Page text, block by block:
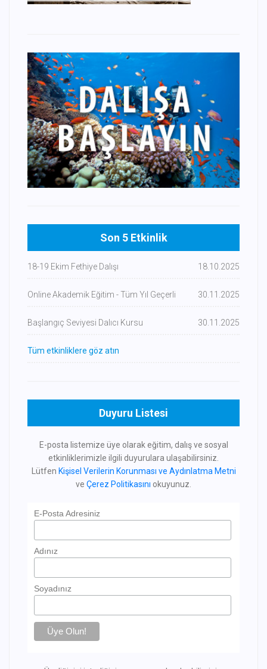
Son 5 Etkinlik
18-19 Ekim Fethiye Dalışı 18.10.2025
Online Akademik Eğitim - Tüm Yıl Geçerli 30.11.2025
Başlangıç Seviyesi Dalıcı Kursu 30.11.2025
Tüm etkinliklere göz atın
Duyuru Listesi
E-posta listemize üye olarak eğitim, dalış ve sosyal
etkinliklerimizle ilgili duyurulara ulaşabilirsiniz.
Lütfen Kişisel Verilerin Korunması ve Aydınlatma Metni
ve Çerez Politikasını okuyunuz.
E-Posta Adresiniz
Adınız
Soyadınız